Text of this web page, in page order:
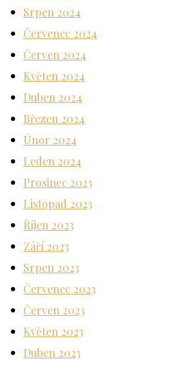
Srpen 2024
Červenec 2024
Červen 2024
Květen 2024
Duben 2024
Březen 2024
Únor 2024
Leden 2024
Prosinec 2023
Listopad 2023
Říjen 2023
Září 2023
Srpen 2023
Červenec 2023
Červen 2023
Květen 2023
Duben 2023